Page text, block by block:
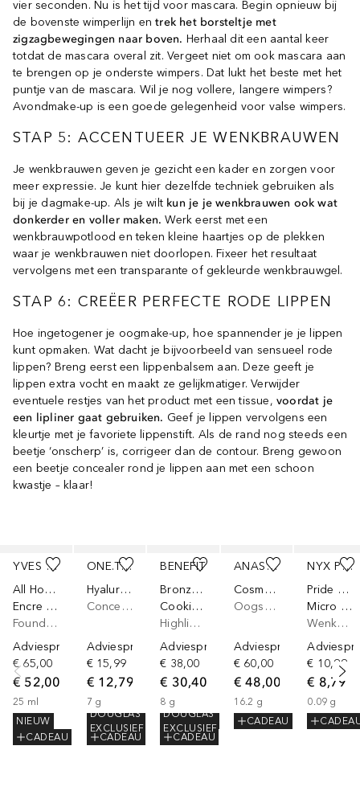
vier seconden. Nu is het tijd voor mascara. Begin opnieuw bij
de bovenste wimperlijn entrek het borsteltje met
zigzagbewegingen naar boven. Herhaal dit een aantal keer
totdat de mascara overal zit. Vergeet niet om ook mascara aan
te brengen op je onderste wimpers. Dat lukt het beste met het
puntje van de mascara. Wil je nog vollere, langere wimpers?
Avondmake-up is een goede gelegenheid voor valse wimpers.
STAP 5: ACCENTUEER JE WENKBRAUWEN
Je wenkbrauwen geven je gezicht een kader en zorgen voor
meer expressie. Je kunt hier dezelfde techniek gebruiken als
bij je dagmake-up. Als je wilt kun je je wenkbrauwen ook wat
donkerder en voller maken.Werk eerst met een
wenkbrauwpotlood en teken kleine haartjes op de plekken
waar je wenkbrauwen niet doorlopen. Fixeer het resultaat
vervolgens met een transparante of gekleurde wenkbrauwgel.
STAP 6: CREËER PERFECTE RODE LIPPEN
Hoe ingetogener je oogmake-up, hoe spannender je je lippen
kunt opmaken. Wat dacht je bijvoorbeeld van sensueel rode
lippen? Breng eerst een lippenbalsem aan. Deze geeft je
lippen extra vocht en maakt ze gelijkmatiger. Verwijder
eventuele restjes van het product met een tissue,voordat je
een lipliner gaat gebruiken. Geef je lippen vervolgens een
kleurtje met je favoriete lippenstift. Als de rand nog steeds een
beetje ‘onscherp’ is, corrigeer dan de contour. Breng gewoon
een beetje concealer rond je lippen aan met een schoon
kwastje – klaar!
YVES SAINT LAURENT
All Hours
Encre de Peau
Foundation
Adviesprijs*
€ 65,00
€ 52,00
25 ml
NIEUW
CADEAU
ONE.TWO.FREE!
Hyaluronic Power
Concealer
Adviesprijs*
€ 15,99
€ 12,79
7 g
DOUGLAS
EXCLUSIEF
CADEAU
BENEFIT
Bronzer & Blush Collection
Cookie Powder
Highlighter
Adviesprijs*
€ 38,00
€ 30,40
8 g
DOUGLAS
EXCLUSIEF
CADEAU
ANASTASIA BEVERLY HILLS
Cosmos Palette
Oogschaduw
Adviesprijs*
€ 60,00
€ 48,00
16.2 g
CADEAU
NYX PROFESSIONAL MAKEUP
Pride Makeup
Micro Brow Pencil
Wenkbrauwpotlood
€ 10,99
€ 8,79
0.09 g